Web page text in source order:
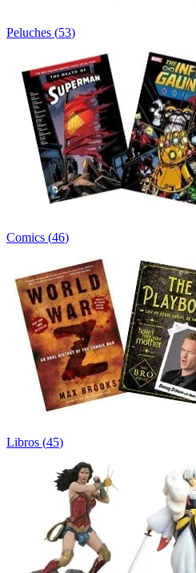
Peluches (53)
Comics (46)
Libros (45)